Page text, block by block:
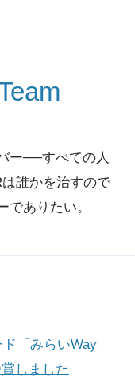
ー──すべての人
は誰かを治すので
でありたい。
「みらいWay」
しました